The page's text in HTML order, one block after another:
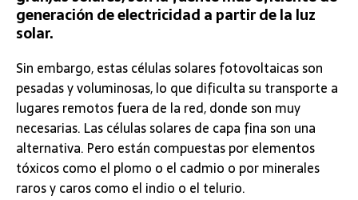
generación de electricidad a partir de la luz
solar.
Sin embargo, estas células solares fotovoltaicas son
pesadas y voluminosas, lo que dificulta su transporte a
lugares remotos fuera de la red, donde son muy
necesarias. Las células solares de capa fina son una
alternativa. Pero están compuestas por elementos
tóxicos como el plomo o el cadmio o por minerales
raros y caros como el indio o el telurio.